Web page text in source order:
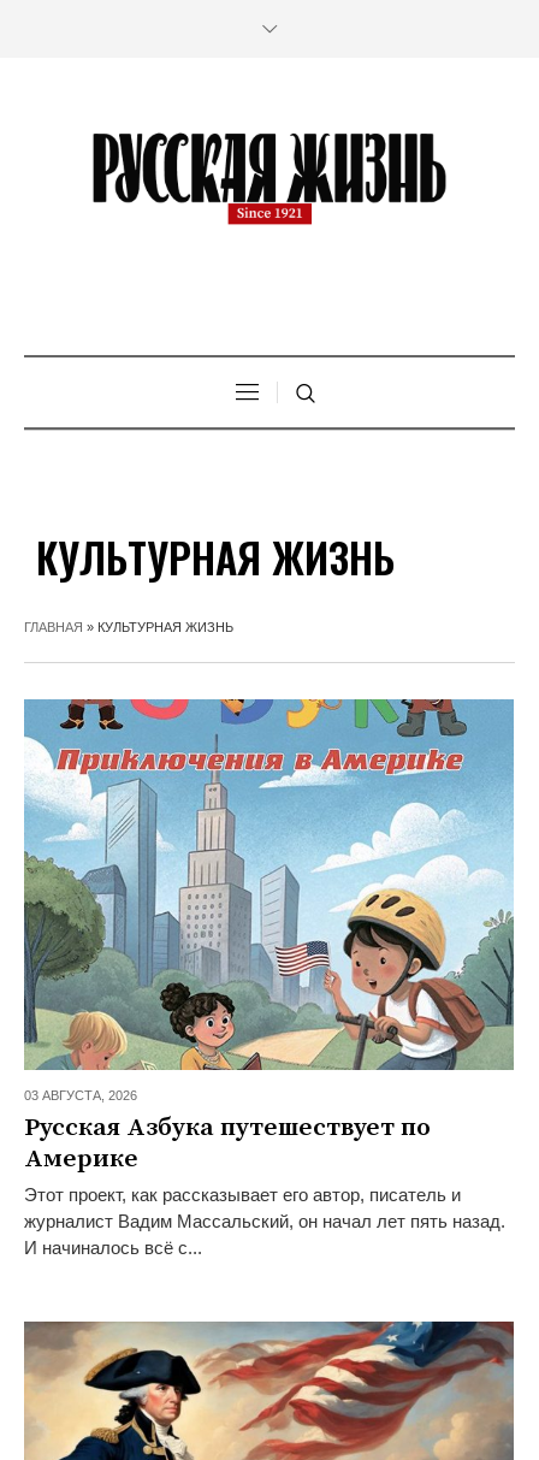
КУЛЬТУРНАЯ ЖИЗНЬ
ГЛАВНАЯ » КУЛЬТУРНАЯ ЖИЗНЬ
03 АВГУСТА, 2026
Русская Азбука путешествует по
Америке
Этот проект, как рассказывает его автор, писатель и
журналист Вадим Массальский, он начал лет пять назад.
И начиналось всё с...